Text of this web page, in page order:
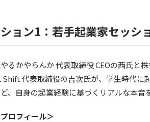
ョン1：若手起業家セッシ
るかやらんか 代表取締役 CEOの西氏と
Shift 代表取締役の吉次氏が、学生時代に
、自身の起業経験に基づくリアルな本音
ロフィール＞